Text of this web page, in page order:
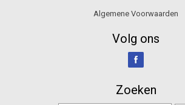
Algemene Voorwaarden
Volg ons
Zoeken